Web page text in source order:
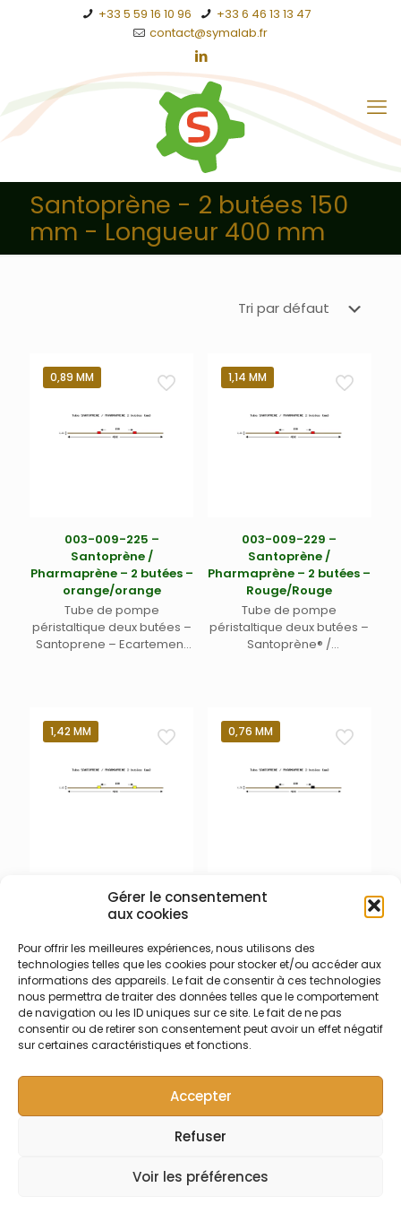
Gérer le consentement
aux cookies
Pour offrir les meilleures expériences, nous utilisons des
technologies telles que les cookies pour stocker et/ou accéder aux
informations des appareils. Le fait de consentir à ces technologies
nous permettra de traiter des données telles que le comportement
de navigation ou les ID uniques sur ce site. Le fait de ne pas
consentir ou de retirer son consentement peut avoir un effet négatif
sur certaines caractéristiques et fonctions.
Accepter
Refuser
Voir les préférences
+33 5 59 16 10 96
+33 6 46 13 13 47
contact@symalab.fr
Santoprène - 2 butées 150
mm - Longueur 400 mm
0,89 MM
003-009-225 –
Santoprène /
Pharmaprène – 2 butées –
orange/orange
Tube de pompe
péristaltique deux butées –
Santoprene – Ecartement
1,14 MM
003-009-229 –
Santoprène /
Pharmaprène – 2 butées –
Rouge/Rouge
Tube de pompe
péristaltique deux butées –
Santoprène® /
Longueur 400 mm
1,42 MM
003-009-232 –
Santoprène /
Jaune/Jaune
Tube de pompe
péristaltique deux butées –
Santorpène® /
Pharmaprène® –
Écartement 150 mm entre
butées – Diamètre interne
0,76 MM
003-009-472 –
Noir/Noir
Tube de pompe
péristaltique deux butées –
Santorpène® /
Pharmaprène® –
Écartement 150 mm entre
butées – Diamètre interne